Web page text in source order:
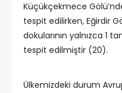
Küçükçekmece
tespit edilirken, Eğirdir
dokularının yalnızca 1
tespit edilmiştir (20).
Ülkemizdeki durum